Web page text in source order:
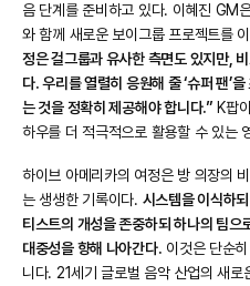
음 단계를 준비하고 있다. 이혜진 GM
와 함께 새로운 보이그룹 프로젝트를
정은 걸그룹과 유사한 측면도 있지만,
다. 우리를 열렬히 응원해 줄 ‘슈퍼 팬’
는 것을 정확히 제공해야 합니다.” K팝
하우를 더 적극적으로 활용할 수 있는
하이브 아메리카의 여정은 방 의장의
는 생생한 기록이다. 시스템을 이식하
티스트의 개성을 존중하되 하나의 팀으
대중성을 향해 나아간다. 이것은 단순
니다. 21세기 글로벌 음악 산업의 새